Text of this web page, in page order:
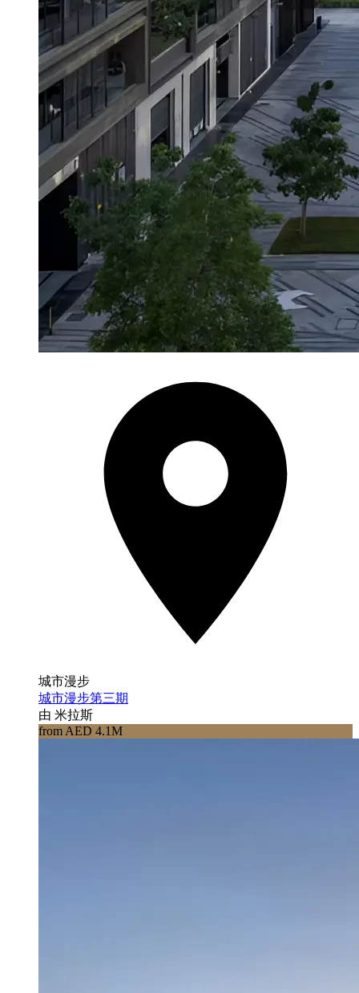
城市漫步
城市漫步第三期
由 米拉斯
from AED 4.1M